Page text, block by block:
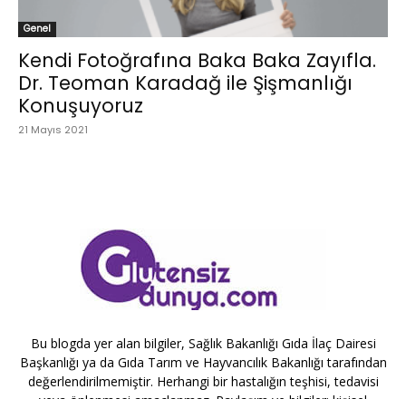
Genel
Kendi Fotoğrafına Baka Baka Zayıfla.
Dr. Teoman Karadağ ile Şişmanlığı
Konuşuyoruz
21 Mayıs 2021
Bu blogda yer alan bilgiler, Sağlık Bakanlığı Gıda İlaç Dairesi
Başkanlığı ya da Gıda Tarım ve Hayvancılık Bakanlığı tarafından
değerlendirilmemiştir. Herhangi bir hastalığın teşhisi, tedavisi